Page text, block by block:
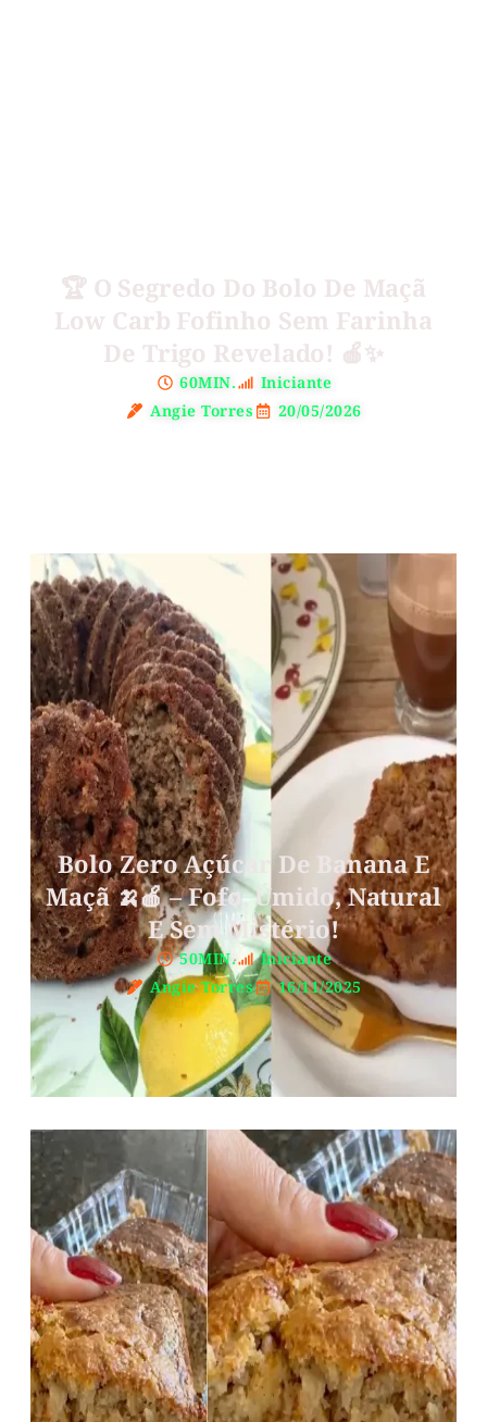
🏆 O Segredo Do Bolo De Maçã
Low Carb Fofinho Sem Farinha
De Trigo Revelado! 🍎✨
60MIN.
Iniciante
Angie Torres
20/05/2026
Bolo Zero Açúcar De Banana E
Maçã 🍌🍎 – Fofo, Úmido, Natural
E Sem Mistério!
50MIN.
Iniciante
Angie Torres
16/11/2025